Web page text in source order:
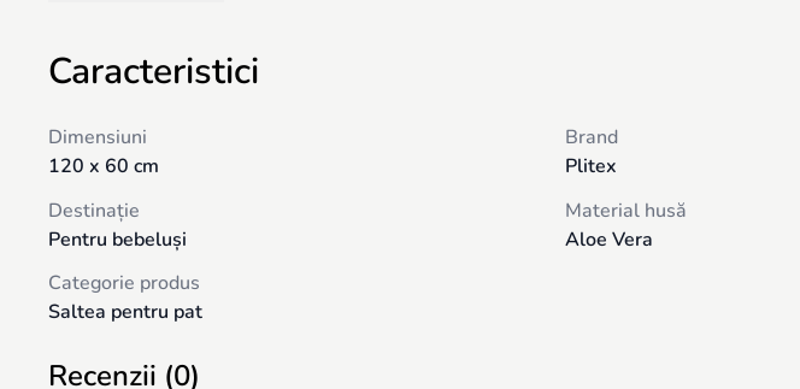
Trebuie să rețineți că, chiar și în cele mai sigure condiții, îngrijirea părinților este esențială. Cu
Caracteristici
Dimensiuni
120 x 60 cm
Brand
Plitex
Destinație
Pentru bebeluși
Material husă
Aloe Vera
Categorie produs
Saltea pentru pat
Recenzii (0)